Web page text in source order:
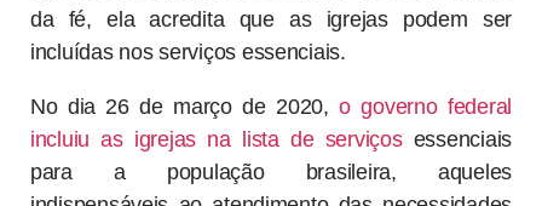
da fé, ela acredita que as igrejas podem ser
incluídas nos serviços essenciais.
No dia 26 de março de 2020,o governo federal
incluiu as igrejas na lista de serviçosessenciais
para a população brasileira, aqueles